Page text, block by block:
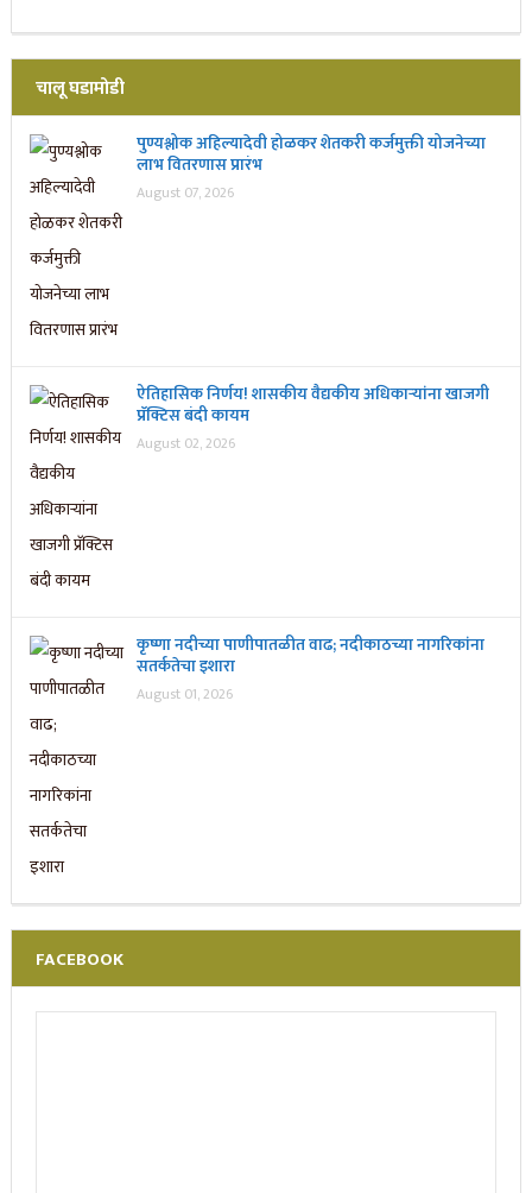
चालू घडामोडी
पुण्यश्लोक अहिल्यादेवी होळकर शेतकरी कर्जमुक्ती योजनेच्या
लाभ वितरणास प्रारंभ
August 07, 2026
ऐतिहासिक निर्णय! शासकीय वैद्यकीय अधिकाऱ्यांना खाजगी
प्रॅक्टिस बंदी कायम
August 02, 2026
कृष्णा नदीच्या पाणीपातळीत वाढ; नदीकाठच्या नागरिकांना
सतर्कतेचा इशारा
August 01, 2026
FACEBOOK